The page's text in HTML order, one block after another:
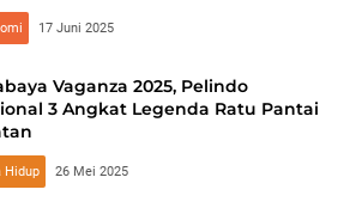
17 Juni 2025
Vaganza 2025, Pelindo
3 Angkat Legenda Ratu Pantai
Hidup 26 Mei 2025